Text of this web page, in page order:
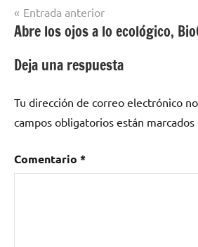
Navegación
de
entradas
Entrada anterior
Abre los ojos a lo ecológico,
Deja una respuesta
Tu dirección de correo electrónico
campos obligatorios están marcados
Comentario *